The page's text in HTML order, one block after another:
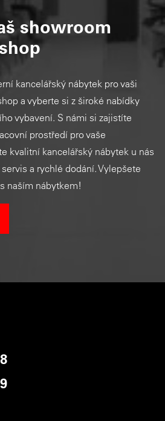
showroom
kancelářský nábytek pro vaši
a vyberte si z široké nabídky
vybavení. S námi si zajistíte
prostředí pro vaše
kvalitní kancelářský nábytek u nás
a rychlé dodání. Vylepšete
naším nábytkem!